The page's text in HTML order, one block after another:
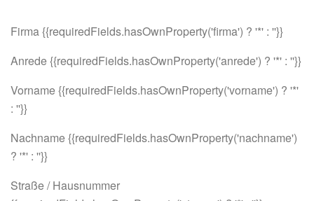
Firma {{requiredFields.hasOwnProperty('firma') ? '*' : ''}}
Anrede {{requiredFields.hasOwnProperty('anrede') ? '*' : ''}}
Vorname {{requiredFields.hasOwnProperty('vorname') ? '*'
: ''}}
Nachname {{requiredFields.hasOwnProperty('nachname')
? '*' : ''}}
Straße / Hausnummer